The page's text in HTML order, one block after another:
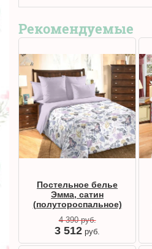
Рекомендуемые
Постельное белье
Эмма, сатин
(полутороспальное)
4 390руб.
3 512 руб.